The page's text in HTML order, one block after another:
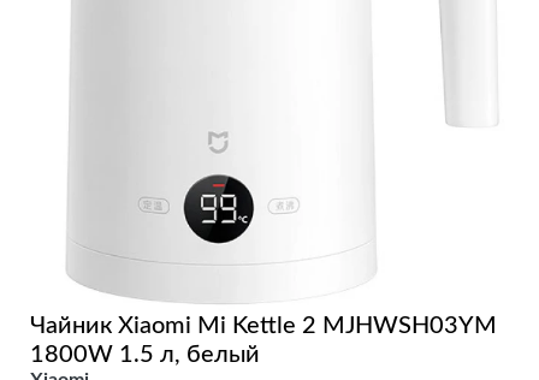
Чайник Xiaomi Mi Kettle 2 MJHWSH03YM
1800W 1.5 л, белый